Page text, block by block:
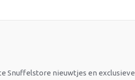
Snuffelstore nieuwtjes en exclusieve